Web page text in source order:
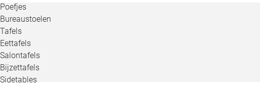
Poefjes
Bureaustoelen
Tafels
Eettafels
Salontafels
Bijzettafels
Sidetables